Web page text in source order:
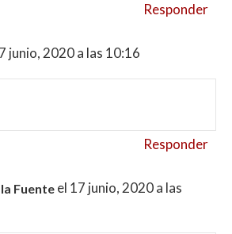
Responder
junio, 2020 a las 10:16
Responder
Fuente el 17 junio, 2020 a las